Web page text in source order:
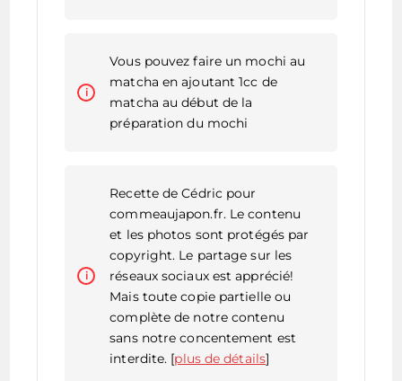
Vous pouvez faire un mochi au
matcha en ajoutant 1cc de
matcha au début de la
préparation du mochi
Recette de Cédric pour
commeaujapon.fr. Le contenu
et les photos sont protégés par
copyright. Le partage sur les
réseaux sociaux est apprécié!
Mais toute copie partielle ou
complète de notre contenu
sans notre concentement est
interdite. [plus de détails]